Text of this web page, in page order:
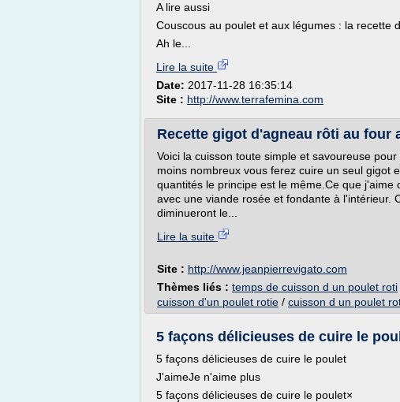
A lire aussi
Couscous au poulet et aux légumes : la recette
Ah le...
Lire la suite
Date: 2017-11-28 16:35:14
Site : http://www.terrafemina.com
Recette gigot d'agneau rôti au four
Voici la cuisson toute simple et savoureuse
moins nombreux vous ferez cuire un seul gigot
quantités le principe est le même.Ce que
avec une viande rosée et fondante à l'intérieur.
diminueront le...
Lire la suite
Site : http://www.jeanpierrevigato.com
Thèmes liés : temps de cuisson d un poulet roti
cuisson d'un poulet rotie / cuisson d un poulet
5 façons délicieuses de cuire le
5 façons délicieuses de cuire le poulet
J'aimeJe n'aime plus
5 façons délicieuses de cuire le poulet×